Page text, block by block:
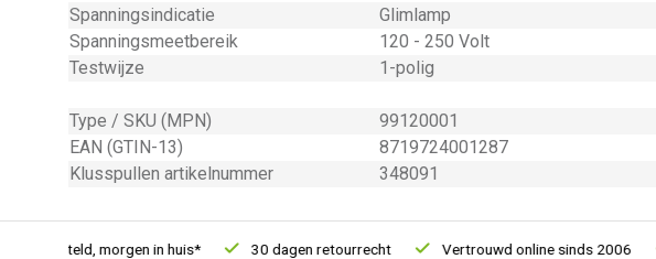
Spanningsindicatie
Glimlamp
Spanningsmeetbereik
120 - 250 Volt
Testwijze
1-polig
Type / SKU (MPN)
99120001
EAN (GTIN-13)
8719724001287
Klusspullen artikelnummer
348091
besteld, morgen in huis* 30 dagen retourrecht Vertrouwd online sinds 2006